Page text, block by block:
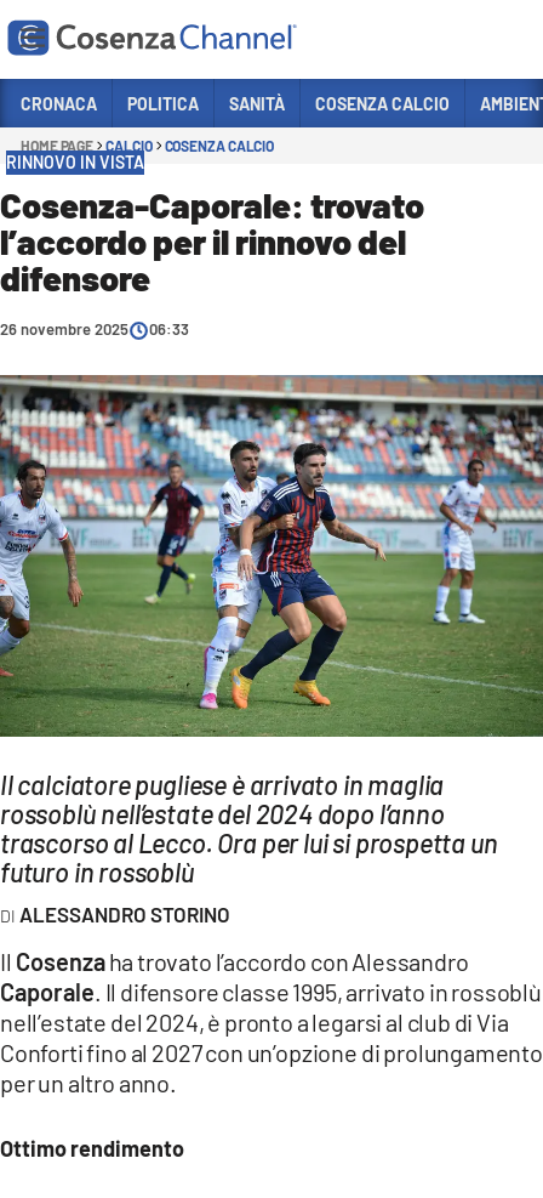
Sezioni
POLITICA
COSENZA CALCIO
ECONOMIA E LAVORO
SANITÀ
SPORT
CULTURA
AMBIENTE
LAC TV
LAC NETWORK
LAC ONAIR
LaC
Network
LACPLAY.IT
LACTV.IT
LACONAIR.IT
LACITYMAG.IT
ILREGGINO.IT
COSENZACHANNEL.IT
ILVIBONESE.IT
CRONACA POLITICA SANITÀ COSENZA CALCIO
HOME PAGE CALCIO COSENZA CALCIO
RINNOVO IN VISTA
Cosenza-Caporale: trovato
l’accordo per il rinnovo del
difensore
26 novembre 2025 06:33
Il calciatore pugliese è arrivato in maglia
rossoblù nell’estate del 2024 dopo l’anno
trascorso al Lecco. Ora per lui si prospetta un
futuro in rossoblù
ALESSANDRO STORINO
Il Cosenzaha trovato l’accordo con Alessandro
Caporale. Il difensore classe 1995, arrivato in rossoblù
nell’estate del 2024, è pronto a legarsi al club di Via
Conforti fino al 2027 con un’opzione di prolungamento
per un altro anno.
Ottimo rendimento